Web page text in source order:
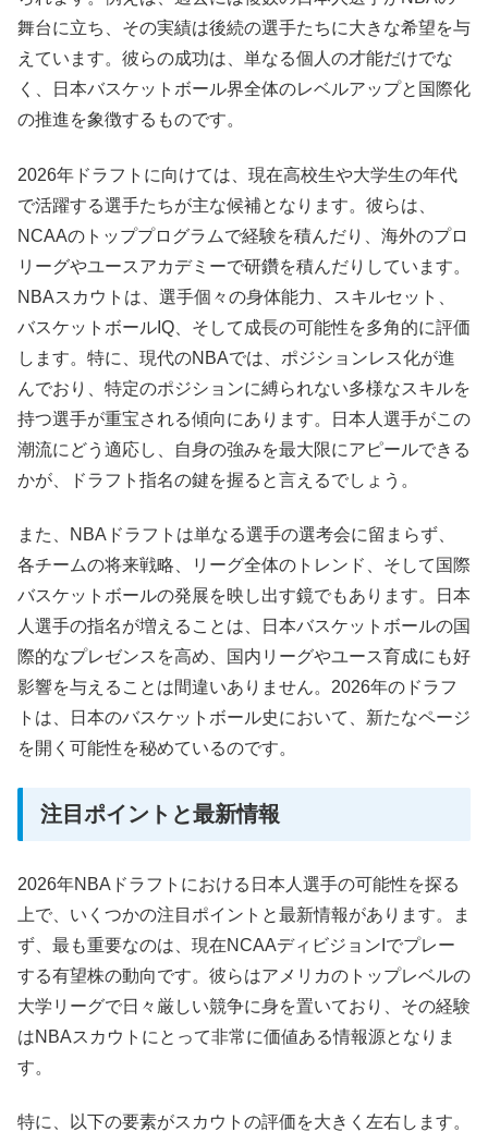
舞台に立ち、その実績は後続の選手たちに大きな希望を与
えています。彼らの成功は、単なる個人の才能だけでな
く、日本バスケットボール界全体のレベルアップと国際化
の推進を象徴するものです。
2026年ドラフトに向けては、現在高校生や大学生の年代
で活躍する選手たちが主な候補となります。彼らは、
NCAAのトッププログラムで経験を積んだり、海外のプロ
リーグやユースアカデミーで研鑽を積んだりしています。
NBAスカウトは、選手個々の身体能力、スキルセット、
バスケットボールIQ、そして成長の可能性を多角的に評価
します。特に、現代のNBAでは、ポジションレス化が進
んでおり、特定のポジションに縛られない多様なスキルを
持つ選手が重宝される傾向にあります。日本人選手がこの
潮流にどう適応し、自身の強みを最大限にアピールできる
かが、ドラフト指名の鍵を握ると言えるでしょう。
また、NBAドラフトは単なる選手の選考会に留まらず、
各チームの将来戦略、リーグ全体のトレンド、そして国際
バスケットボールの発展を映し出す鏡でもあります。日本
人選手の指名が増えることは、日本バスケットボールの国
際的なプレゼンスを高め、国内リーグやユース育成にも好
影響を与えることは間違いありません。2026年のドラフ
トは、日本のバスケットボール史において、新たなページ
を開く可能性を秘めているのです。
注目ポイントと最新情報
2026年NBAドラフトにおける日本人選手の可能性を探る
上で、いくつかの注目ポイントと最新情報があります。ま
ず、最も重要なのは、現在NCAAディビジョンIでプレー
する有望株の動向です。彼らはアメリカのトップレベルの
大学リーグで日々厳しい競争に身を置いており、その経験
はNBAスカウトにとって非常に価値ある情報源となりま
す。
特に、以下の要素がスカウトの評価を大きく左右します。